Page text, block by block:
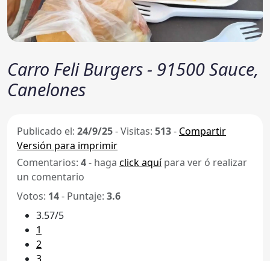
Carro Feli Burgers - 91500 Sauce,
Canelones
Publicado el: 24/9/25-Visitas: 513- Compartir
Versión para imprimir
Comentarios: 4- haga click aquípara ver ó realizar
un comentario
Votos: 14- Puntaje: 3.6
3.57/5
1
2
3